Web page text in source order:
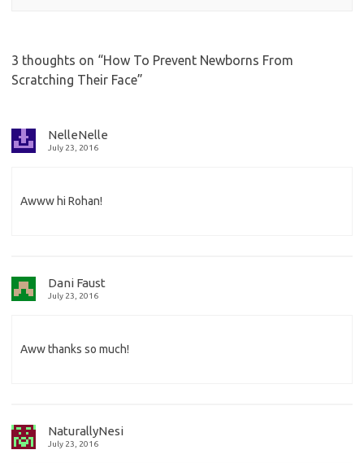
3 thoughts on “How To Prevent Newborns From
Scratching Their Face”
NelleNelle
July 23, 2016
Awww hi Rohan!
Dani Faust
July 23, 2016
Aww thanks so much!
NaturallyNesi
July 23, 2016